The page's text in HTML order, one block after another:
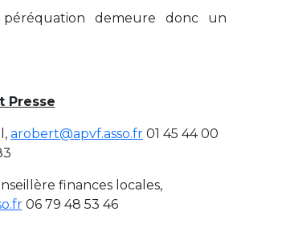
péréquation demeure donc un
Presse
arobert@apvf.asso.fr 01 45 44 00
finances locales,
06 79 48 53 46